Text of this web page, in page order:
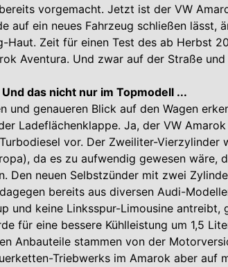
vorgemacht. Jetzt ist der VW
auf ein neues Fahrzeug schließen lässt,
Haut. Zeit für einen Test des ab Herbst
Aventura. Und zwar auf der Straße und
das nicht nur im Topmodell ...
und genaueren Blick auf den Wagen
Ladeflächenklappe. Ja, der VW
vor. Der Zweiliter-Vierzylinder
da es zu aufwendig gewesen wäre,
Den neuen Selbstzünder mit zwei
bereits aus diversen Audi-
und keine Linksspur-Limousine antreibt,
für eine bessere Kühlleistung um 1,5
Anbauteile stammen von der
Triebwerks im Amarok aber auf